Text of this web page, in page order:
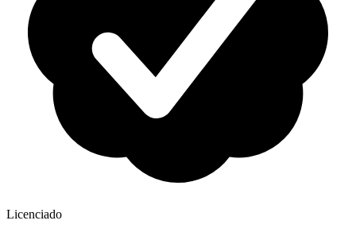
Licenciado